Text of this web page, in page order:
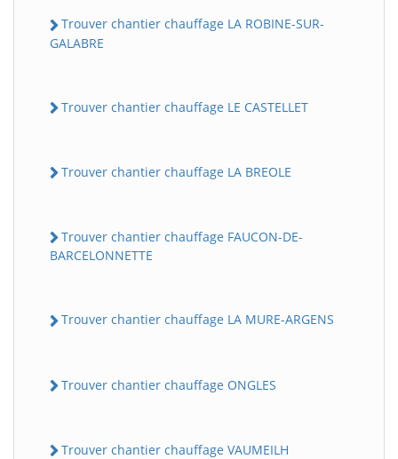
Trouver chantier chauffage LA ROBINE-SUR-
GALABRE
Trouver chantier chauffage LE CASTELLET
Trouver chantier chauffage LA BREOLE
Trouver chantier chauffage FAUCON-DE-
BARCELONNETTE
Trouver chantier chauffage LA MURE-ARGENS
Trouver chantier chauffage ONGLES
Trouver chantier chauffage VAUMEILH